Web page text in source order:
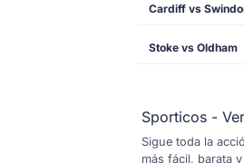
Cardiff vs
Stoke vs Oldham
Sporticos -
Sigue toda la
más fácil, barata